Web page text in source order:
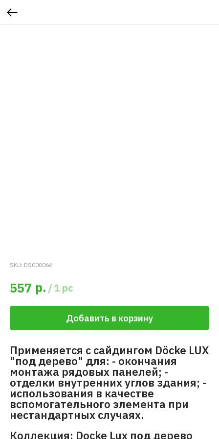
SKU: DS000066
557 р. /1 pc
Добавить в корзину
Применяется с сайдингом Döcke LUX
"под дерево" для: - окончания
монтажа рядовых панелей; -
отделки внутренних углов здания; -
использования в качестве
вспомогательного элемента при
нестандартных случаях.
Коллекция: Docke Lux под дерево